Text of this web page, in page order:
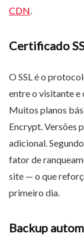
CDN
Certificado
O SSL é o
entre o visitante e
Muitos planos
Encrypt. Versões
adicional.
fator de
site — o que
primeiro dia.
Backup